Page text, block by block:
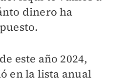
dinero ha
este año 2024,
en la lista anual